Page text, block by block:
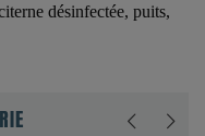
désinfectée, puits,